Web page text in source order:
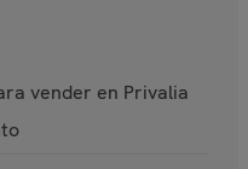
vender en Privalia